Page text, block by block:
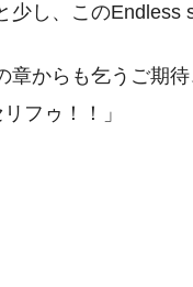
少し、このEndless
章からも乞うご期
フゥ！！」